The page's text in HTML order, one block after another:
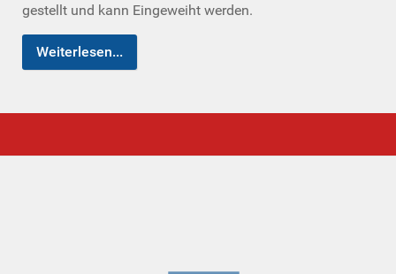
gestellt und kann Eingeweiht werden.
Weiterlesen...